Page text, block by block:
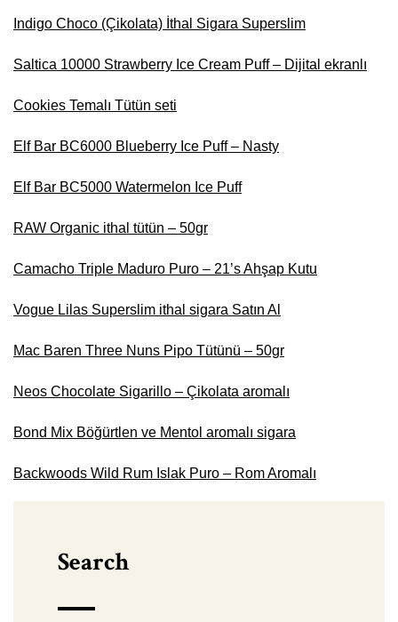
Indigo Choco (Çikolata) İthal Sigara Superslim
Saltica 10000 Strawberry Ice Cream Puff – Dijital ekranlı
Cookies Temalı Tütün seti
Elf Bar BC6000 Blueberry Ice Puff – Nasty
Elf Bar BC5000 Watermelon Ice Puff
RAW Organic ithal tütün – 50gr
Camacho Triple Maduro Puro – 21’s Ahşap Kutu
Vogue Lilas Superslim ithal sigara Satın Al
Mac Baren Three Nuns Pipo Tütünü – 50gr
Neos Chocolate Sigarillo – Çikolata aromalı
Bond Mix Böğürtlen ve Mentol aromalı sigara
Backwoods Wild Rum Islak Puro – Rom Aromalı
Search